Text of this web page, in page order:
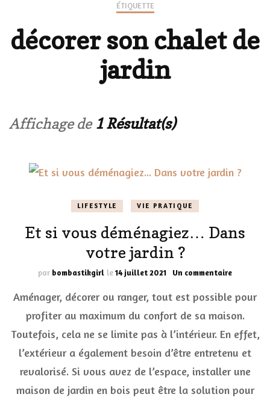
ÉTIQUETTE
décorer son chalet de
jardin
Affichage de 1 Résultat(s)
LIFESTYLE VIE PRATIQUE
Et si vous déménagiez… Dans
votre jardin ?
par bombastikgirl le14 juillet 2021 Un commentairesur
si
Dans
jardin
?
Aménager, décorer ou ranger, tout est possible pour
profiter au maximum du confort de sa maison.
Toutefois, cela ne se limite pas à l’intérieur. En effet,
l’extérieur a également besoin d’être entretenu et
revalorisé. Si vous avez de l’espace, installer une
maison de jardin en bois peut être la solution pour